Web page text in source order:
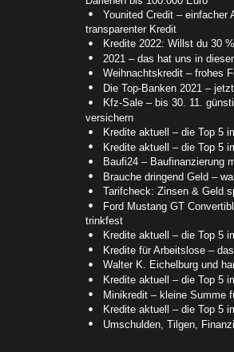
Younited Credit – einfacher
transparenter Kredit
Kredite 2022: Willst du 30
2021 – das hat uns in
Weihnachtskredit – frohes
Die Top-Banken 2021 –
Kfz-Sale – bis 30. 11.
versichern
Kredite aktuell – die Top 5
Kredite aktuell – die Top 5
Baufi24 – Baufinanzierung
Brauche dringend Geld –
Tarifcheck: Zinsen & Geld
Ford Mustang GT
trinkfest
Kredite aktuell – die Top 5
Kredite für Arbeitslose –
Walter K. Eichelburg und
Kredite aktuell – die Top 5
Minikredit – kleine Summe
Kredite aktuell – die Top 5
Umschulden, Tilgen,